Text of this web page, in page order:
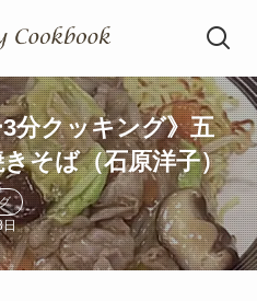
分クッキング》五
そば（石原洋子）
日